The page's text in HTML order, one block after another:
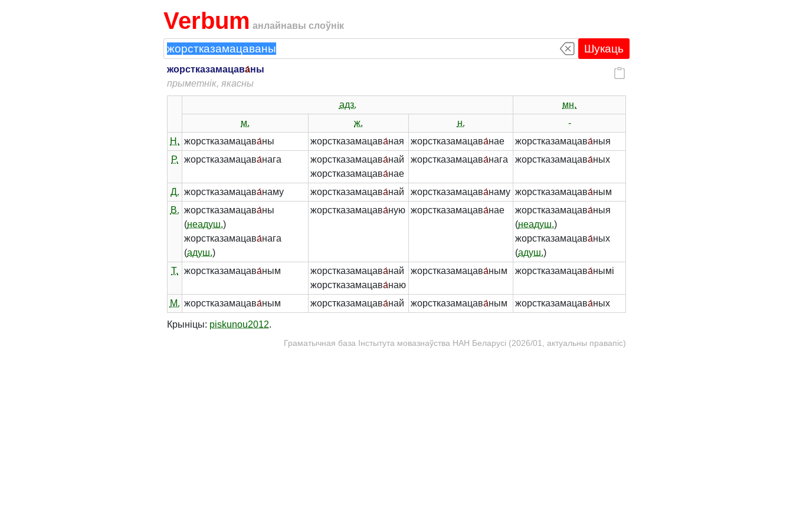
Verbum анлайнавы слоўнік
Шукаць
жорстказамацава́ны
прыметнік, якасны
адз.
мн.
м.
ж. н.
-
Н. жорстказамацава́ны жорстказамацава́ная жорстказамацава́нае жорстказамацава́ныя
Р.
жорстказамацава́нага жорстказамацава́най
жорстказамацава́нае
жорстказамацава́нага жорстказамацава́ных
Д. жорстказамацава́наму жорстказамацава́най жорстказамацава́наму жорстказамацава́ным
В. жорстказамацава́ны
(неадуш.)
жорстказамацава́нага
(адуш.)
жорстказамацава́ную жорстказамацава́нае жорстказамацава́ныя
(неадуш.)
жорстказамацава́ных
(адуш.)
Т.
жорстказамацава́ным жорстказамацава́най
жорстказамацава́наю
жорстказамацава́ным жорстказамацава́нымі
М. жорстказамацава́ным жорстказамацава́най жорстказамацава́ным жорстказамацава́ных
Крыніцы: piskunou2012.
Граматычная база Інстытута мовазнаўства НАН Беларусі (2026/01, актуальны правапіс)